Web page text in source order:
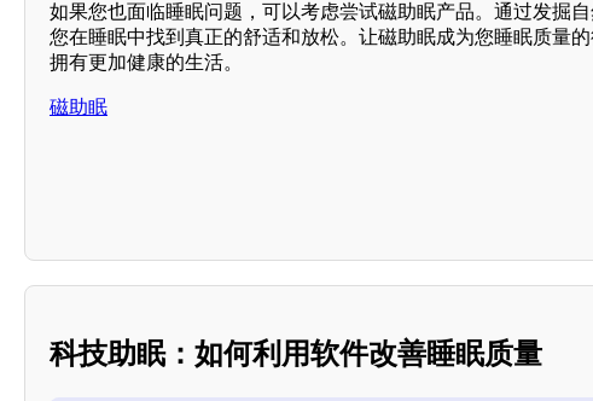
如果您也面临睡眠问题，可以考虑尝试磁助眠产品。通过发掘
您在睡眠中找到真正的舒适和放松。让磁助眠成为您睡眠质量
拥有更加健康的生活。
磁助眠
科技助眠：如何利用软件改善睡眠质量